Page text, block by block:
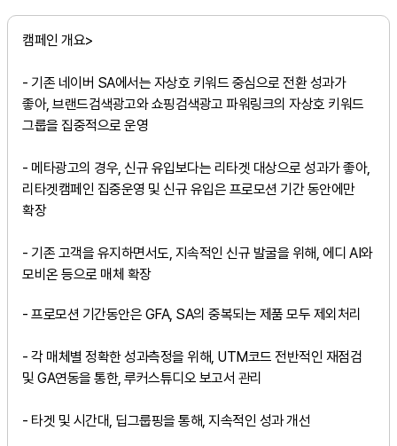
캠페인 개요>
- 기존 네이버 SA에서는 자상호 키워드 중심으로 전환 성과가
좋아, 브랜드검색광고와 쇼핑검색광고 파워링크의 자상호 키워드
그룹을 집중적으로 운영
- 메타광고의 경우, 신규 유입보다는 리타겟 대상으로 성과가 좋아,
리타겟캠페인 집중운영 및 신규 유입은 프로모션 기간 동안에만
확장
- 기존 고객을 유지하면서도, 지속적인 신규 발굴을 위해, 에디 AI와
모비온 등으로 매체 확장
- 프로모션 기간동안은 GFA, SA의 중복되는 제품 모두 제외처리
- 각 매체별 정확한 성과측정을 위해, UTM코드 전반적인 재점검
및 GA연동을 통한, 루커스튜디오 보고서 관리
- 타겟 및 시간대, 딥그룹핑을 통해, 지속적인 성과 개선